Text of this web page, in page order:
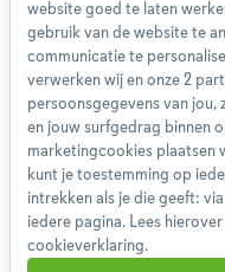
website goed te laten
gebruik van de website te
communicatie te
verwerken wij en onze 2
persoonsgegevens van jou,
en jouw surfgedrag binnen
marketingcookies plaatsen
kunt je toestemming op
intrekken als je die geeft:
iedere pagina. Lees
cookieverklaring.